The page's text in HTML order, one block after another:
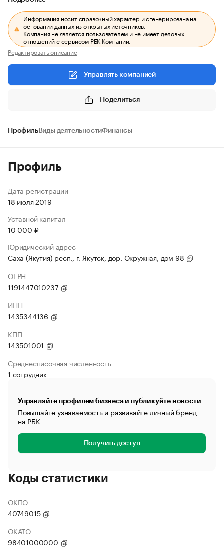
Информация носит справочный характер и сгенерирована на
основании данных из открытых источников.
Компания не является пользователем и не имеет деловых
отношений с сервисом РБК Компании.
Редактировать описание
Управлять компанией
Поделиться
ПрофильВиды деятельностиФинансы
Профиль
Дата регистрации
18 июля 2019
Уставной капитал
10 000 ₽
Юридический адрес
Саха (Якутия) респ., г. Якутск, дор. Окружная, дом 98
ОГРН
1191447010237
ИНН
1435344136
КПП
143501001
Среднесписочная численность
1 сотрудник
Управляйте профилем бизнеса и публикуйте новости
Повышайте узнаваемость и развивайте личный бренд
на РБК
Получить доступ
Коды статистики
ОКПО
40749015
ОКАТО
98401000000